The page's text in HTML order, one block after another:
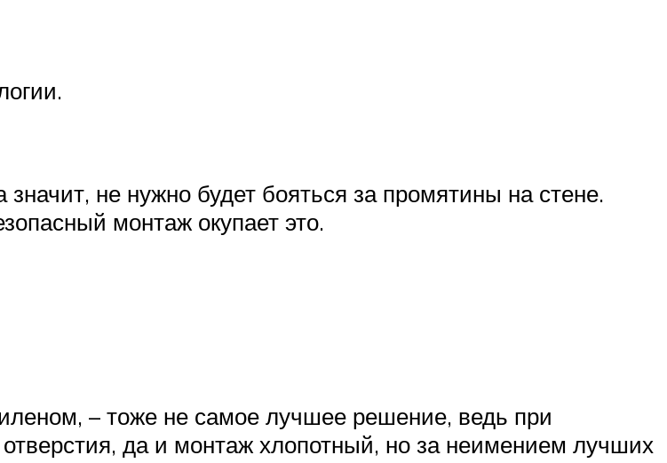
не нужно будет бояться за промятины на стене.
монтаж окупает это.
– тоже не самое лучшее решение, ведь при
да и монтаж хлопотный, но за неимением лучших